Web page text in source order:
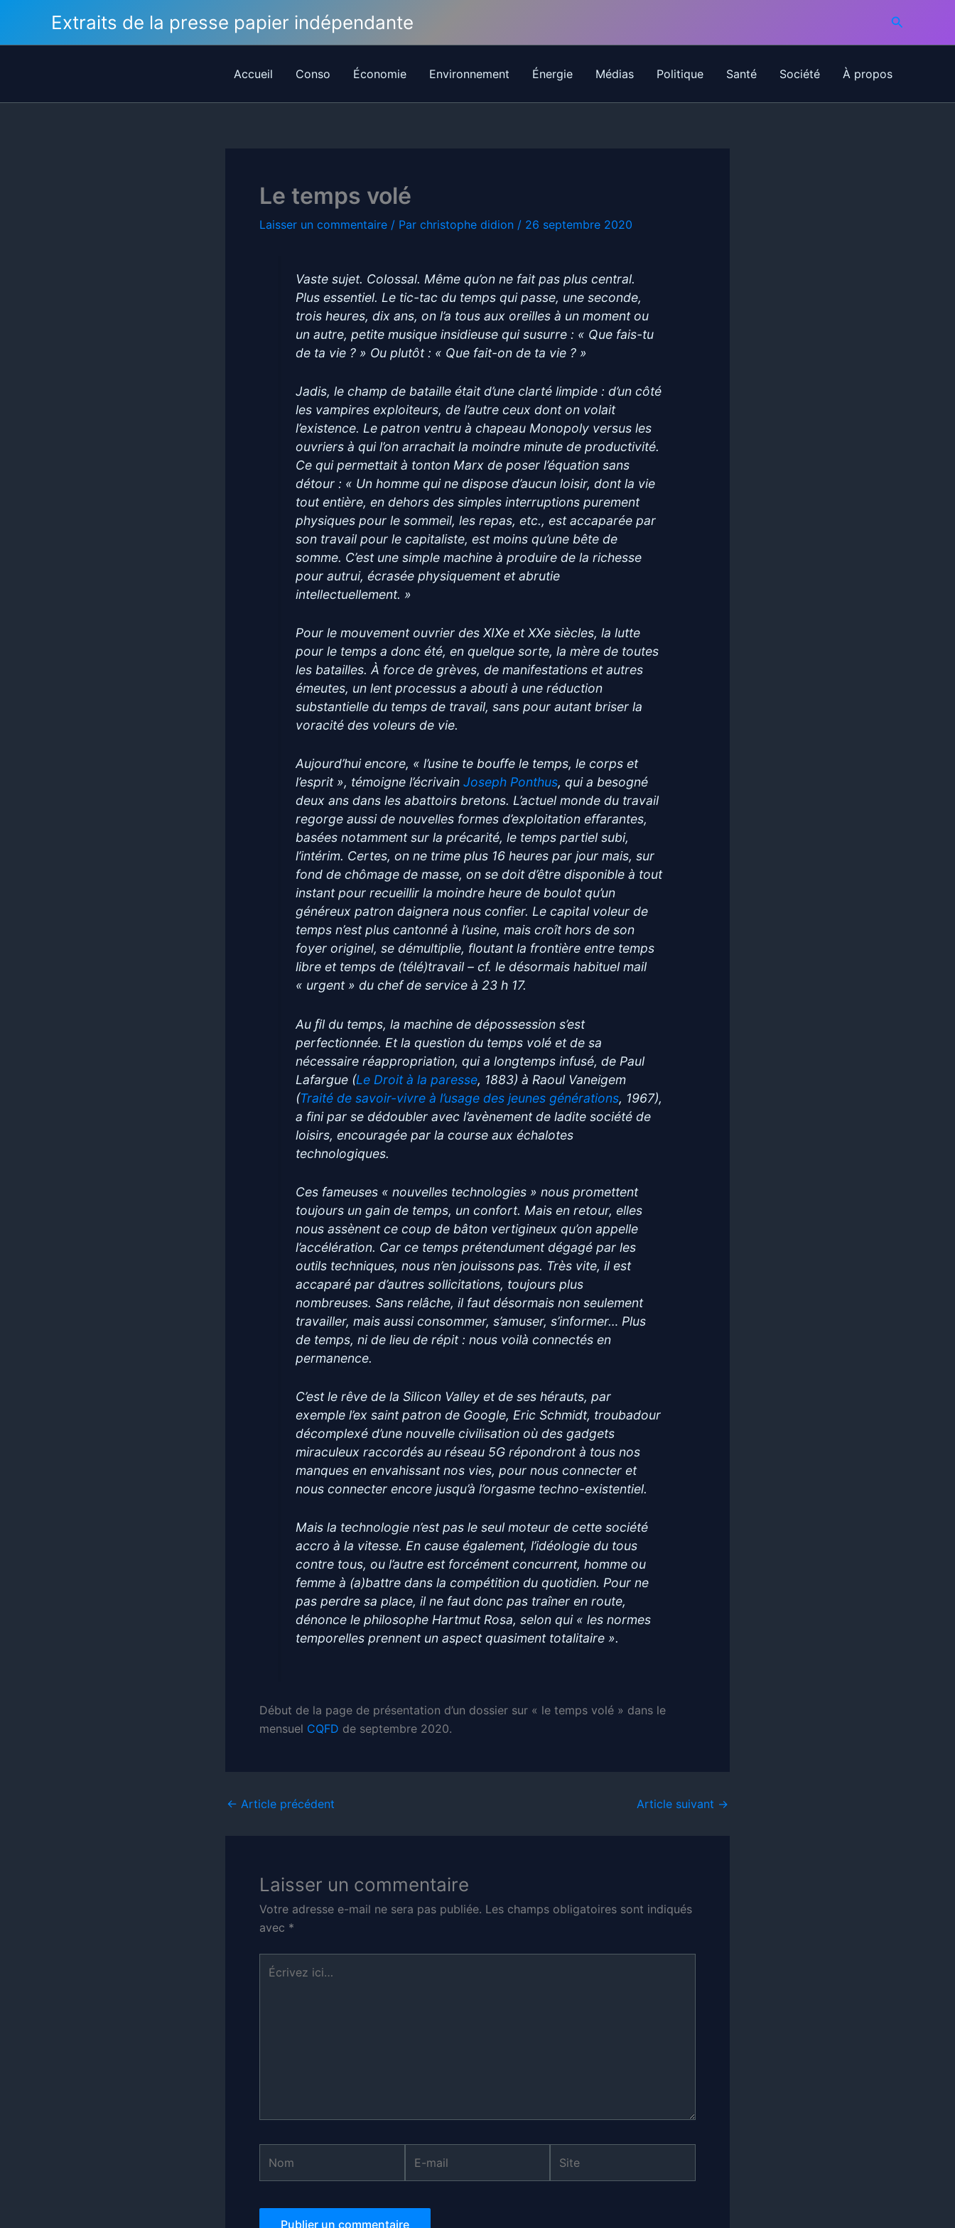
contenu
Extraits de la presse papier indépendante
Accueil Conso Économie Environnement Énergie Médias Politique Santé Société À propos
Le temps volé
Laisser un commentaire / Par christophe didion / 26 septembre 2020
Vaste sujet. Colossal. Même qu’on ne fait pas plus central.
Plus essentiel. Le tic-tac du temps qui passe, une seconde,
trois heures, dix ans, on l’a tous aux oreilles à un moment ou
un autre, petite musique insidieuse qui susurre : « Que fais-tu
de ta vie ? » Ou plutôt : « Que fait-on de ta vie ? »
Jadis, le champ de bataille était d’une clarté limpide : d’un côté
les vampires exploiteurs, de l’autre ceux dont on volait
l’existence. Le patron ventru à chapeau Monopoly versus les
ouvriers à qui l’on arrachait la moindre minute de productivité.
Ce qui permettait à tonton Marx de poser l’équation sans
détour : « Un homme qui ne dispose d’aucun loisir, dont la vie
tout entière, en dehors des simples interruptions purement
physiques pour le sommeil, les repas, etc., est accaparée par
son travail pour le capitaliste, est moins qu’une bête de
somme. C’est une simple machine à produire de la richesse
pour autrui, écrasée physiquement et abrutie
intellectuellement. »
Pour le mouvement ouvrier des XIXe et XXe siècles, la lutte
pour le temps a donc été, en quelque sorte, la mère de toutes
les batailles. À force de grèves, de manifestations et autres
émeutes, un lent processus a abouti à une réduction
substantielle du temps de travail, sans pour autant briser la
voracité des voleurs de vie.
Aujourd’hui encore, « l’usine te bouffe le temps, le corps et
l’esprit », témoigne l’écrivainJoseph Ponthus, qui a besogné
deux ans dans les abattoirs bretons. L’actuel monde du travail
regorge aussi de nouvelles formes d’exploitation effarantes,
basées notamment sur la précarité, le temps partiel subi,
l’intérim. Certes, on ne trime plus 16 heures par jour mais, sur
fond de chômage de masse, on se doit d’être disponible à tout
instant pour recueillir la moindre heure de boulot qu’un
généreux patron daignera nous confier. Le capital voleur de
temps n’est plus cantonné à l’usine, mais croît hors de son
foyer originel, se démultiplie, floutant la frontière entre temps
libre et temps de (télé)travail – cf. le désormais habituel mail
« urgent » du chef de service à 23 h 17.
Au ﬁl du temps, la machine de dépossession s’est
perfectionnée. Et la question du temps volé et de sa
nécessaire réappropriation, qui a longtemps infusé, de Paul
Lafargue (Le Droit à la paresse, 1883) à Raoul Vaneigem
(Traité de savoir-vivre à l’usage des jeunes générations, 1967),
a fini par se dédoubler avec l’avènement de ladite société de
loisirs, encouragée par la course aux échalotes
technologiques.
Ces fameuses « nouvelles technologies » nous promettent
toujours un gain de temps, un confort. Mais en retour, elles
nous assènent ce coup de bâton vertigineux qu’on appelle
l’accélération. Car ce temps prétendument dégagé par les
outils techniques, nous n’en jouissons pas. Très vite, il est
accaparé par d’autres sollicitations, toujours plus
nombreuses. Sans relâche, il faut désormais non seulement
travailler, mais aussi consommer, s’amuser, s’informer… Plus
de temps, ni de lieu de répit : nous voilà connectés en
permanence.
C’est le rêve de la Silicon Valley et de ses hérauts, par
exemple l’ex saint patron de Google, Eric Schmidt, troubadour
décomplexé d’une nouvelle civilisation où des gadgets
miraculeux raccordés au réseau 5G répondront à tous nos
manques en envahissant nos vies, pour nous connecter et
nous connecter encore jusqu’à l’orgasme techno-existentiel.
Mais la technologie n’est pas le seul moteur de cette société
accro à la vitesse. En cause également, l’idéologie du tous
contre tous, ou l’autre est forcément concurrent, homme ou
femme à (a)battre dans la compétition du quotidien. Pour ne
pas perdre sa place, il ne faut donc pas traîner en route,
dénonce le philosophe Hartmut Rosa, selon qui « les normes
temporelles prennent un aspect quasiment totalitaire ».
Début de la page de présentation d’un dossier sur « le temps volé » dans le
mensuel CQFD de septembre 2020.
← Article précédent Article suivant →
Laisser un commentaire
Votre adresse e-mail ne sera pas publiée. Les champs obligatoires sont indiqués
avec *
Écrivez
ici…
mail